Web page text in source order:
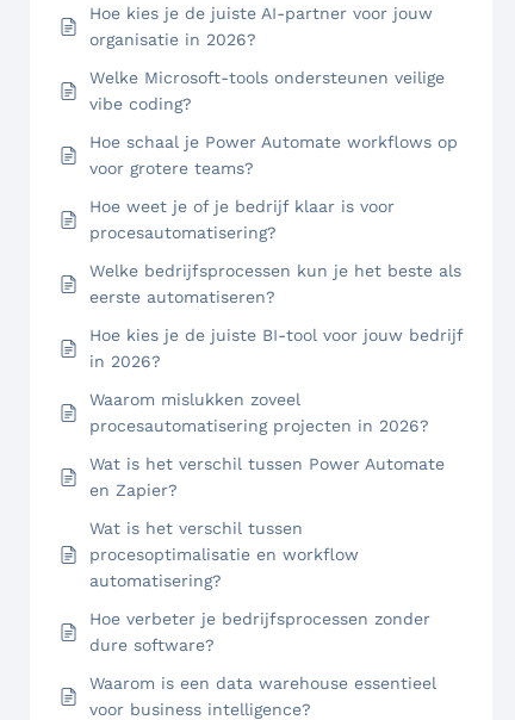
Hoe kies je de juiste AI-partner voor jouw
organisatie in 2026?
Welke Microsoft-tools ondersteunen veilige
vibe coding?
Hoe schaal je Power Automate workflows op
voor grotere teams?
Hoe weet je of je bedrijf klaar is voor
procesautomatisering?
Welke bedrijfsprocessen kun je het beste als
eerste automatiseren?
Hoe kies je de juiste BI-tool voor jouw bedrijf
in 2026?
Waarom mislukken zoveel
procesautomatisering projecten in 2026?
Wat is het verschil tussen Power Automate
en Zapier?
Wat is het verschil tussen
procesoptimalisatie en workflow
automatisering?
Hoe verbeter je bedrijfsprocessen zonder
dure software?
Waarom is een data warehouse essentieel
voor business intelligence?